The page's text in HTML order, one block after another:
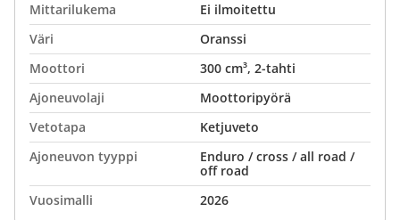
Mittarilukema
Ei ilmoitettu
Väri
Oranssi
Moottori
300 cm³, 2-tahti
Ajoneuvolaji
Moottoripyörä
Vetotapa
Ketjuveto
Ajoneuvon tyyppi
Enduro / cross / all road /
off road
Vuosimalli
2026